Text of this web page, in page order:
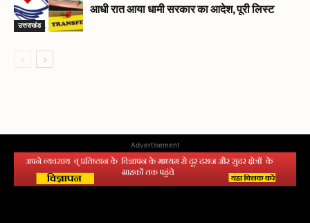
उत्तराखंड
आधी रात आया धामी सरकार का आदेश, पूरी लिस्ट
Advertisement